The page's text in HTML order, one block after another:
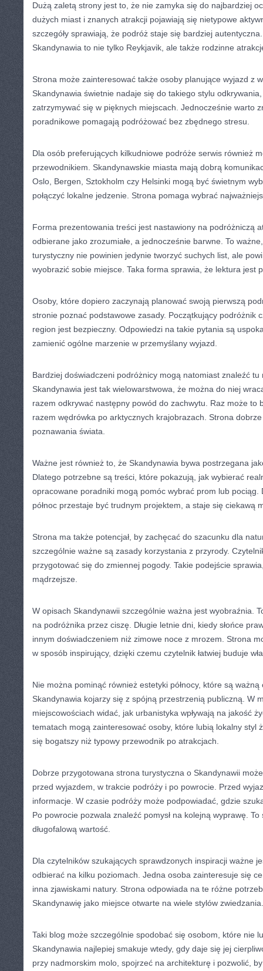
Dużą zaletą strony jest to, że nie zamyka się do najbardziej
dużych miast i znanych atrakcji pojawiają się nietypowe
szczegóły sprawiają, że podróż staje się bardziej
Skandynawia to nie tylko Reykjavik, ale także rodzinne
Strona może zainteresować także osoby planujące wyjazd z
Skandynawia świetnie nadaje się do takiego stylu
zatrzymywać się w pięknych miejscach. Jednocześnie warto
poradnikowe pomagają podróżować bez zbędnego stresu.
Dla osób preferujących kilkudniowe podróże serwis również
przewodnikiem. Skandynawskie miasta mają dobrą
Oslo, Bergen, Sztokholm czy Helsinki mogą być świetnym
połączyć lokalne jedzenie. Strona pomaga wybrać
Forma prezentowania treści jest nastawiony na podróżniczą
odbierane jako zrozumiałe, a jednocześnie barwne. To
turystyczny nie powinien jedynie tworzyć suchych list, ale
wyobrazić sobie miejsce. Taka forma sprawia, że lektura jest
Osoby, które dopiero zaczynają planować swoją pierwszą
stronie poznać podstawowe zasady. Początkujący podróżnik
region jest bezpieczny. Odpowiedzi na takie pytania są
zamienić ogólne marzenie w przemyślany wyjazd.
Bardziej doświadczeni podróżnicy mogą natomiast znaleźć tu
Skandynawia jest tak wielowarstwowa, że można do niej
razem odkrywać następny powód do zachwytu. Raz może to
razem wędrówka po arktycznych krajobrazach. Strona
poznawania świata.
Ważne jest również to, że Skandynawia bywa postrzegana
Dlatego potrzebne są treści, które pokazują, jak wybierać
opracowane poradniki mogą pomóc wybrać prom lub pociąg.
północ przestaje być trudnym projektem, a staje się ciekawą
Strona ma także potencjał, by zachęcać do szacunku dla
szczególnie ważne są zasady korzystania z przyrody.
przygotować się do zmiennej pogody. Takie podejście
mądrzejsze.
W opisach Skandynawii szczególnie ważna jest wyobraźnia.
na podróżnika przez ciszę. Długie letnie dni, kiedy słońce
innym doświadczeniem niż zimowe noce z mrozem. Strona
w sposób inspirujący, dzięki czemu czytelnik łatwiej buduje
Nie można pominąć również estetyki północy, które są
Skandynawia kojarzy się z spójną przestrzenią publiczną. W
miejscowościach widać, jak urbanistyka wpływają na jakość
tematach mogą zainteresować osoby, które lubią lokalny styl
się bogatszy niż typowy przewodnik po atrakcjach.
Dobrze przygotowana strona turystyczna o Skandynawii
przed wyjazdem, w trakcie podróży i po powrocie. Przed
informacje. W czasie podróży może podpowiadać, gdzie
Po powrocie pozwala znaleźć pomysł na kolejną wyprawę.
długofalową wartość.
Dla czytelników szukających sprawdzonych inspiracji ważne
odbierać na kilku poziomach. Jedna osoba zainteresuje się
inna zjawiskami natury. Strona odpowiada na te różne
Skandynawię jako miejsce otwarte na wiele stylów zwiedzania.
Taki blog może szczególnie spodobać się osobom, które nie
Skandynawia najlepiej smakuje wtedy, gdy daje się jej
przy nadmorskim molo, spojrzeć na architekturę i pozwolić,